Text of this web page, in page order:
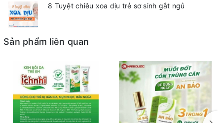
8 Tuyệt chiêu xoa dịu trẻ sơ sinh gắt ngủ
Sản phẩm liên quan